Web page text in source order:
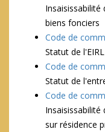
Insaisissabilité
biens fonciers
Code de
Statut de l'EIRL
Code de
Statut de
Code de
sur résidence